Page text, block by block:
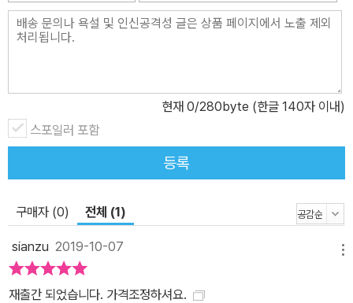
현재 0/280byte (한글 140자 이내)
스포일러 포함
등록
구매자 (0) 전체 (1)
sianzu 2019-10-07
재출간 되었습니다. 가격조정하셔요.